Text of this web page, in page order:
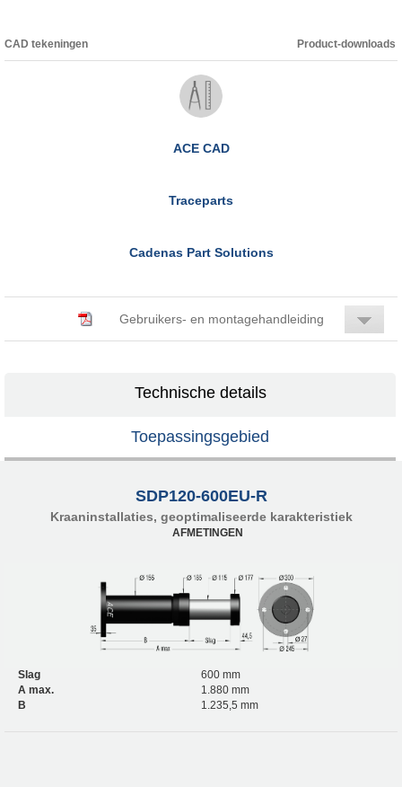
CAD tekeningen Product-downloads
ACE CAD
Traceparts
Cadenas Part Solutions
Gebruikers- en montagehandleiding
Technische details
Toepassingsgebied
SDP120-600EU-R
Kraaninstallaties, geoptimaliseerde karakteristiek
AFMETINGEN
Slag
600 mm
A max.
1.880 mm
B
1.235,5 mm